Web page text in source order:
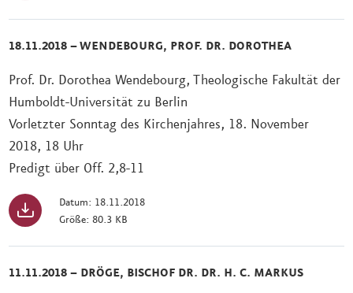
18.11.2018 – WENDEBOURG, PROF. DR. DOROTHEA
Prof. Dr. Dorothea Wendebourg, Theologische Fakultät der
Humboldt-Universität zu Berlin
Vorletzter Sonntag des Kirchenjahres, 18. November
2018, 18 Uhr
Predigt über Off. 2,8-11
Datum: 18.11.2018
Größe: 80.3 KB
11.11.2018 – DRÖGE, BISCHOF DR. DR. H. C. MARKUS